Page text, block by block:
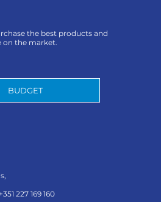
227 169 160
the best products and
on the market.
BUDGET